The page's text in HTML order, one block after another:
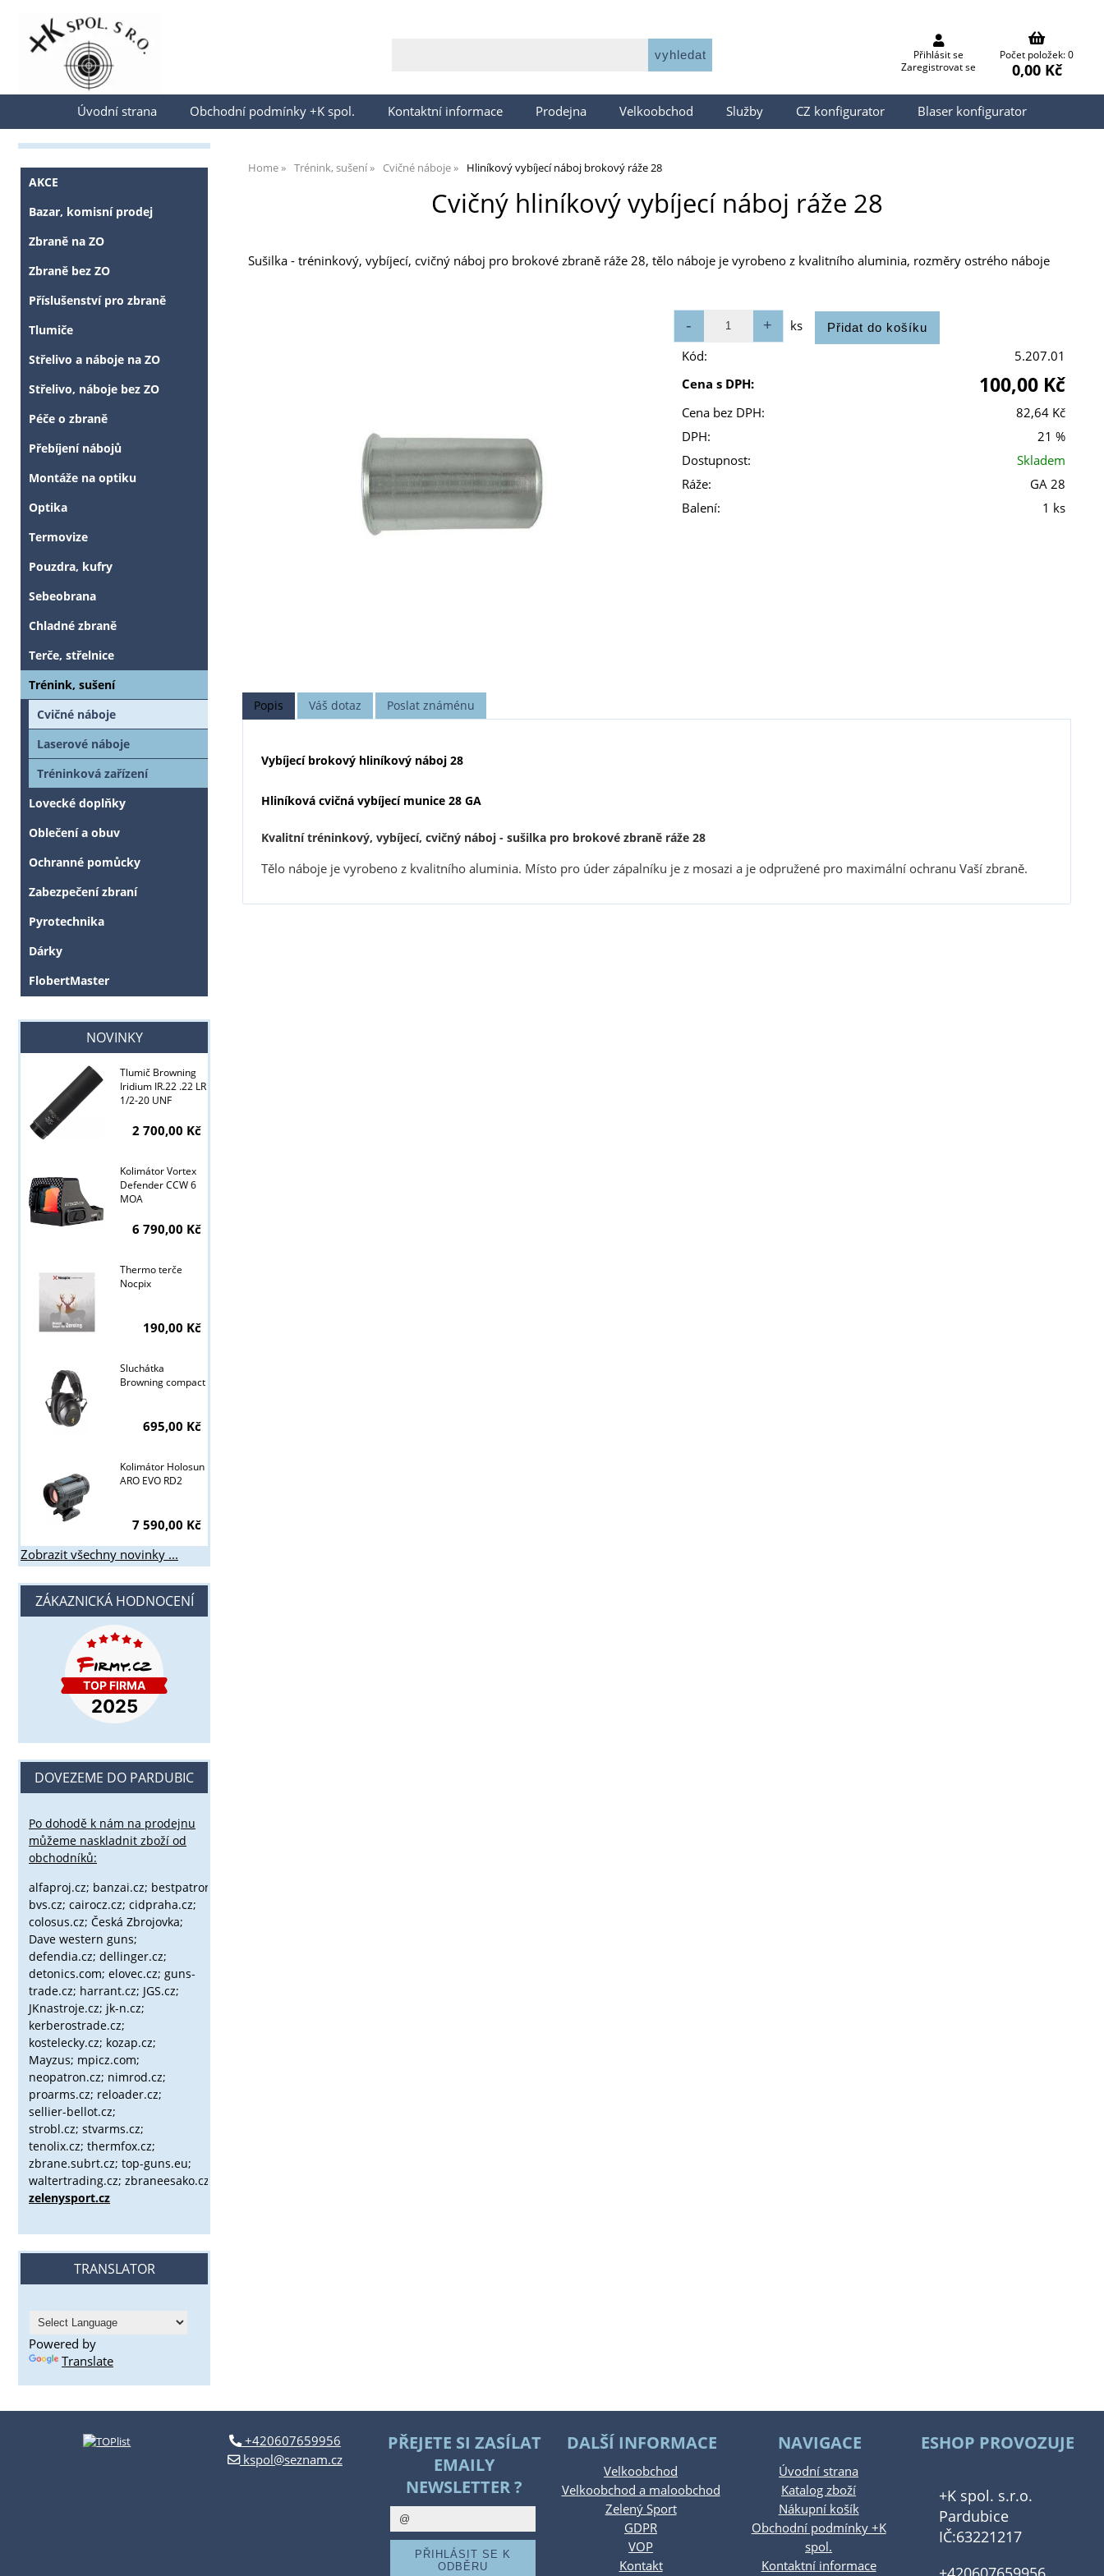
Přihlásit se
Přihlásit se
Zaregistrovat se
Počet položek: 0
0,00 Kč
Úvodní strana Obchodní podmínky +K spol. Kontaktní informace Prodejna Velkoobchod Služby CZ konfigurator Blaser konfigurator
Home Trénink, sušení Cvičné náboje Hliníkový vybíjecí náboj brokový ráže 28
Cvičný hliníkový vybíjecí náboj ráže 28
Sušilka - tréninkový, vybíjecí, cvičný náboj pro brokové zbraně ráže 28, tělo náboje je vyrobeno z kvalitního aluminia, rozměry ostrého náboje
ks
Kód:
5.207.01
Cena s DPH:
100,00 Kč
Cena bez DPH:
82,64 Kč
DPH:
21 %
Dostupnost:
Skladem
Ráže:
GA 28
Balení:
1 ks
Popis Váš dotaz Poslat známénu
Vybíjecí brokový hliníkový náboj 28
Hliníková cvičná vybíjecí munice 28 GA
Kvalitní tréninkový, vybíjecí, cvičný náboj - sušilka pro brokové zbraně ráže 28
Tělo náboje je vyrobeno z kvalitního aluminia. Místo pro úder zápalníku je z mosazi a je odpružené pro maximální ochranu Vaší zbraně.
AKCE
Bazar, komisní prodej
Zbraně na ZO
Zbraně bez ZO
Příslušenství pro zbraně
Tlumiče
Střelivo a náboje na ZO
Střelivo, náboje bez ZO
Péče o zbraně
Přebíjení nábojů
Montáže na optiku
Optika
Termovize
Pouzdra, kufry
Sebeobrana
Chladné zbraně
Terče, střelnice
Trénink, sušení
Cvičné náboje
Laserové náboje
Tréninková zařízení
Lovecké doplňky
Oblečení a obuv
Ochranné pomůcky
Zabezpečení zbraní
Pyrotechnika
Dárky
FlobertMaster
NOVINKY
Tlumič Browning
Iridium IR.22 .22 LR
1/2-20 UNF
2 700,00 Kč
Kolimátor Vortex
Defender CCW 6
MOA
6 790,00 Kč
Thermo terče
Nocpix
190,00 Kč
Sluchátka
Browning compact
695,00 Kč
Kolimátor Holosun
ARO EVO RD2
7 590,00 Kč
Zobrazit všechny novinky ...
ZÁKAZNICKÁ HODNOCENÍ
DOVEZEME DO PARDUBIC
Po dohodě k nám na prodejnu
můžeme naskladnit zboží od
obchodníků:
alfaproj.cz; banzai.cz; bestpatron.eu;
bvs.cz; cairocz.cz; cidpraha.cz;
colosus.cz; Česká Zbrojovka;
Dave western guns;
defendia.cz; dellinger.cz;
detonics.com; elovec.cz; guns-
trade.cz; harrant.cz; JGS.cz;
JKnastroje.cz; jk-n.cz;
kerberostrade.cz;
kostelecky.cz; kozap.cz;
Mayzus; mpicz.com;
neopatron.cz; nimrod.cz;
proarms.cz; reloader.cz;
sellier-bellot.cz;
strobl.cz; stvarms.cz;
tenolix.cz; thermfox.cz;
zbrane.subrt.cz; top-guns.eu;
waltertrading.cz; zbraneesako.cz;
zelenysport.cz
TRANSLATOR
Powered by
Translate
+420607659956
kspol@seznam.cz
PŘEJETE SI ZASÍLAT
EMAILY
NEWSLETTER ?
DALŠÍ INFORMACE
Velkoobchod
Velkoobchod a maloobchod
Zelený Sport
GDPR
VOP
Kontakt
NAVIGACE
Úvodní strana
Katalog zboží
Nákupní košík
Obchodní podmínky +K
spol.
Kontaktní informace
ESHOP PROVOZUJE
+K spol. s.r.o.
Pardubice
IČ:63221217